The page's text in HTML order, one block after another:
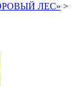
ЛЕС» >